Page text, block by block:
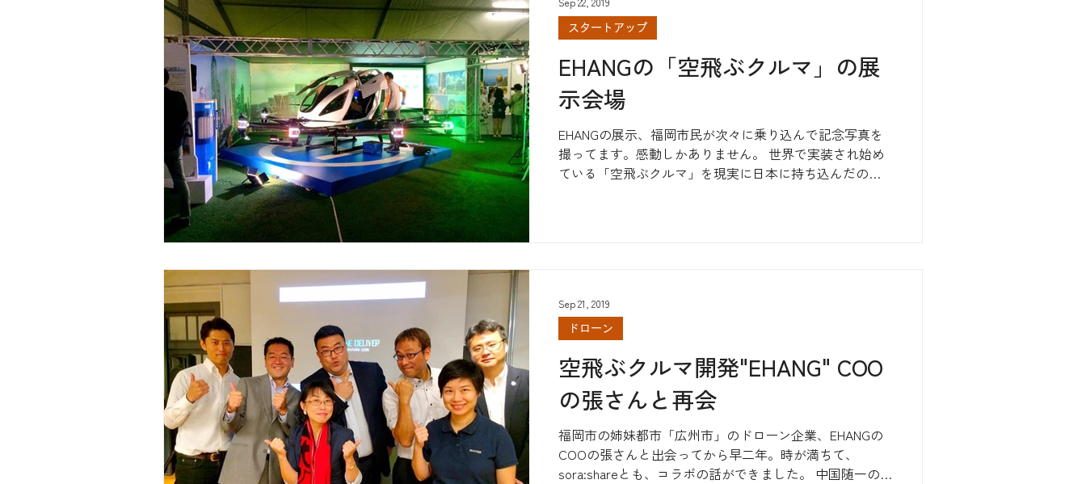
EHANGの「空飛ぶクルマ」の展
示会場
EHANGの展示、福岡市民が次々に乗り込んで記念写真を
撮ってます。感動しかありません。 世界で実装され始め
ている「空飛ぶクルマ」を現実に日本に持ち込んだの
スタートアップ
空飛ぶクルマ開発"EHANG" COO
の張さんと再会
福岡市の姉妹都市「広州市」のドローン企業、EHANGの
COOの張さんと出会ってから早二年。時が満ちて、
sora:shareとも、コラボの話ができました。 中国随一の産
ドローン
Sep 21, 2019